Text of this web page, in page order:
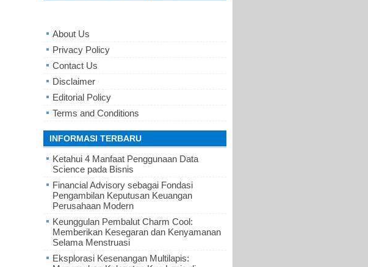
About Us
Privacy Policy
Contact Us
Disclaimer
Editorial Policy
Terms and Conditions
INFORMASI TERBARU
Ketahui 4 Manfaat Penggunaan Data
Science pada Bisnis
Financial Advisory sebagai Fondasi
Pengambilan Keputusan Keuangan
Perusahaan Modern
Keunggulan Pembalut Charm Cool:
Memberikan Kesegaran dan Kenyamanan
Selama Menstruasi
Eksplorasi Kesenangan Multilapis: